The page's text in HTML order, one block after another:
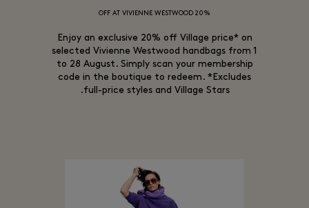
20% OFF AT VIVIENNE WESTWOOD
Enjoy an exclusive 20% off Village price* on
selected Vivienne Westwood handbags from 1
to 28 August. Simply scan your membership
code in the boutique to redeem. *Excludes
full-price styles and Village Stars.